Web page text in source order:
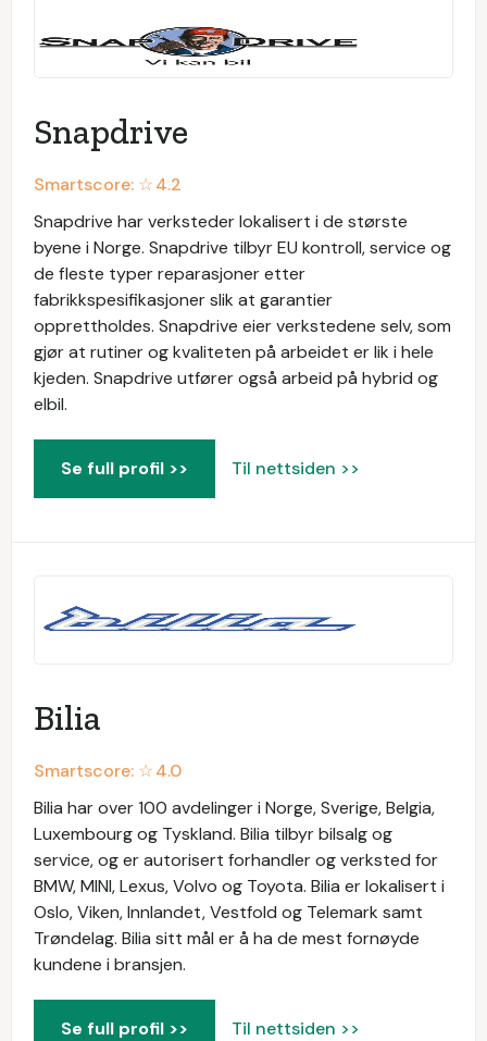
Snapdrive
Smartscore: ☆4.2
Snapdrive har verksteder lokalisert i de største
byene i Norge. Snapdrive tilbyr EU kontroll, service og
de fleste typer reparasjoner etter
fabrikkspesifikasjoner slik at garantier
opprettholdes. Snapdrive eier verkstedene selv, som
gjør at rutiner og kvaliteten på arbeidet er lik i hele
kjeden. Snapdrive utfører også arbeid på hybrid og
elbil.
Se full profil >> Til nettsiden >>
Bilia
Smartscore: ☆4.0
Bilia har over 100 avdelinger i Norge, Sverige, Belgia,
Luxembourg og Tyskland. Bilia tilbyr bilsalg og
service, og er autorisert forhandler og verksted for
BMW, MINI, Lexus, Volvo og Toyota. Bilia er lokalisert i
Oslo, Viken, Innlandet, Vestfold og Telemark samt
Trøndelag. Bilia sitt mål er å ha de mest fornøyde
kundene i bransjen.
Se full profil >> Til nettsiden >>